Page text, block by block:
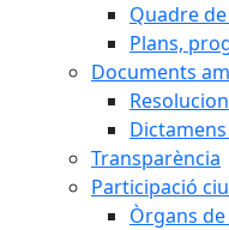
Quadre
Plans,
Documents
Transparència
Participació
Òrgans